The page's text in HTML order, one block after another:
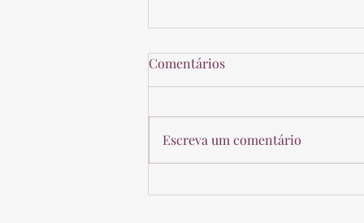
Reajustes Abusivos de Planos
Comentários
Escreva um comentário